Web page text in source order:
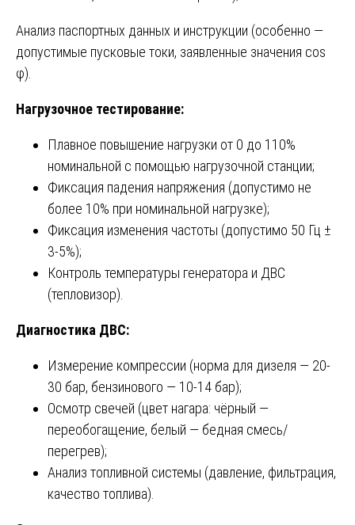
Анализ паспортных данных и инструкции (особенно —
допустимые пусковые токи, заявленные значения cos
φ).
Нагрузочное тестирование:
Плавное повышение нагрузки от 0 до 110%
номинальной с помощью нагрузочной станции;
Фиксация падения напряжения (допустимо не
более 10% при номинальной нагрузке);
Фиксация изменения частоты (допустимо 50 Гц ±
3-5%);
Контроль температуры генератора и ДВС
(тепловизор).
Диагностика ДВС:
Измерение компрессии (норма для дизеля — 20-
30 бар, бензинового — 10-14 бар);
Осмотр свечей (цвет нагара: чёрный —
переобогащение, белый — бедная смесь/
перегрев);
Анализ топливной системы (давление, фильтрация,
качество топлива).